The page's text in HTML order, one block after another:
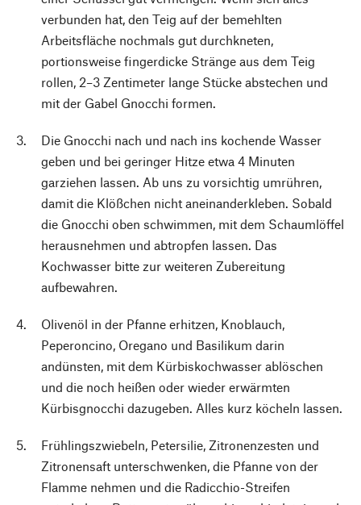
verbunden hat, den Teig auf der bemehlten
Arbeitsfläche nochmals gut durchkneten,
portionsweise fingerdicke Stränge aus dem Teig
rollen, 2–3 Zentimeter lange Stücke abstechen und
mit der Gabel Gnocchi formen.
Die Gnocchi nach und nach ins kochende Wasser
geben und bei geringer Hitze etwa 4 Minuten
garziehen lassen. Ab uns zu vorsichtig umrühren,
damit die Klößchen nicht aneinanderkleben. Sobald
die Gnocchi oben schwimmen, mit dem Schaumlöffel
herausnehmen und abtropfen lassen. Das
Kochwasser bitte zur weiteren Zubereitung
aufbewahren.
Olivenöl in der Pfanne erhitzen, Knoblauch,
Peperoncino, Oregano und Basilikum darin
andünsten, mit dem Kürbiskochwasser ablöschen
und die noch heißen oder wieder erwärmten
Kürbisgnocchi dazugeben. Alles kurz köcheln lassen.
Frühlingszwiebeln, Petersilie, Zitronenzesten und
Zitronensaft unterschwenken, die Pfanne von der
Flamme nehmen und die Radicchio-Streifen